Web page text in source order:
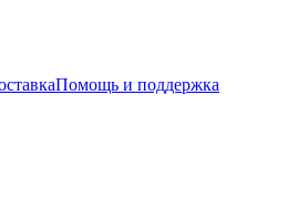
Помощь и поддержка